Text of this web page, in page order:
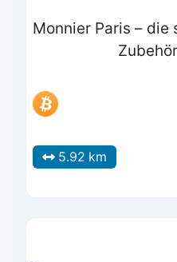
Monnier Paris – die
5.92 km